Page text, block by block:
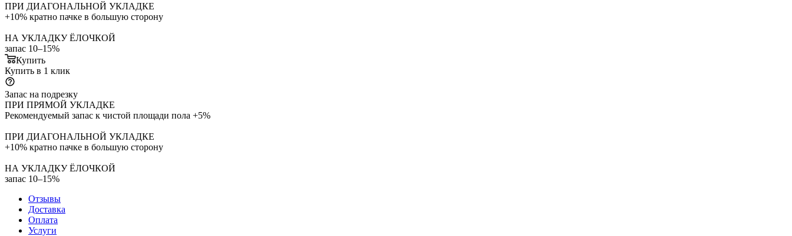
ПРИ ДИАГОНАЛЬНОЙ УКЛАДКЕ
+10% кратно пачке в большую сторону
НА УКЛАДКУ ЁЛОЧКОЙ
запас 10–15%
Купить
Купить в 1 клик
Запас на подрезку
ПРИ ПРЯМОЙ УКЛАДКЕ
Рекомендуемый запас к чистой площади пола +5%
ПРИ ДИАГОНАЛЬНОЙ УКЛАДКЕ
+10% кратно пачке в большую сторону
НА УКЛАДКУ ЁЛОЧКОЙ
запас 10–15%
Отзывы
Доставка
Оплата
Услуги